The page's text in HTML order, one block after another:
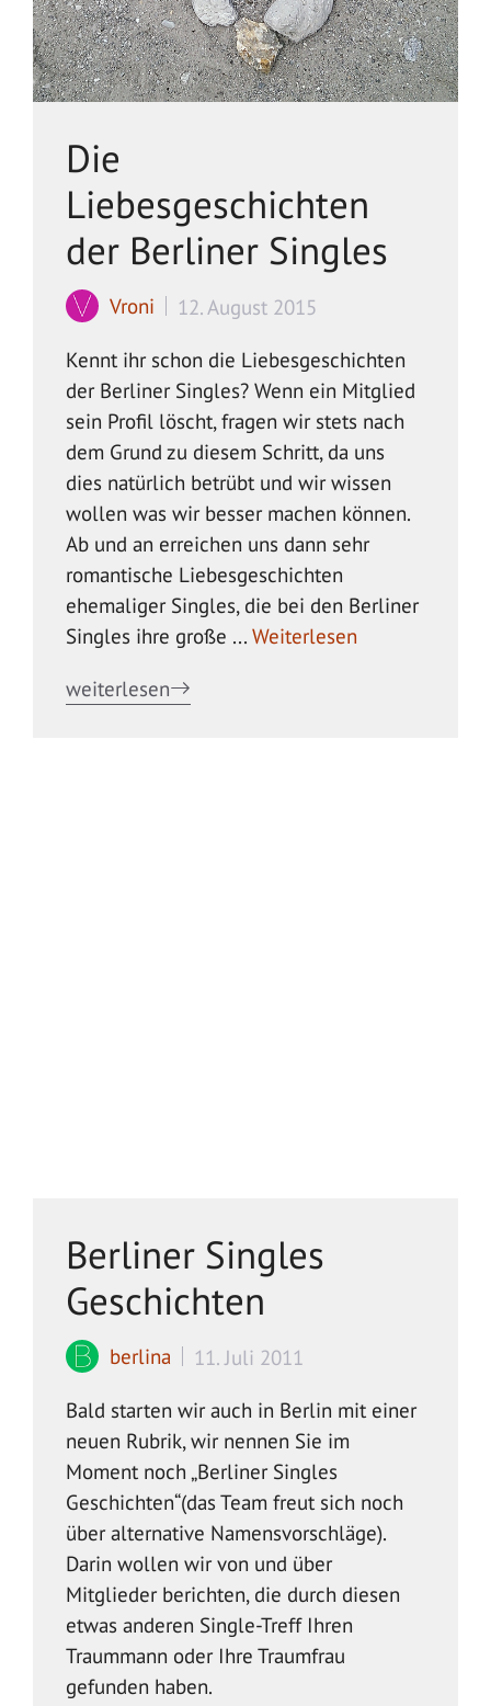
Die
Liebesgeschichten
der Berliner Singles
Vroni
12. August 2015
Kennt ihr schon die Liebesgeschichten
der Berliner Singles? Wenn ein Mitglied
sein Profil löscht, fragen wir stets nach
dem Grund zu diesem Schritt, da uns
dies natürlich betrübt und wir wissen
wollen was wir besser machen können.
Ab und an erreichen uns dann sehr
romantische Liebesgeschichten
ehemaliger Singles, die bei den Berliner
Singles ihre große ... Weiterlesen
weiterlesen
Berliner Singles
Geschichten
berlina
11. Juli 2011
Bald starten wir auch in Berlin mit einer
neuen Rubrik, wir nennen Sie im
Moment noch „Berliner Singles
Geschichten“(das Team freut sich noch
über alternative Namensvorschläge).
Darin wollen wir von und über
Mitglieder berichten, die durch diesen
etwas anderen Single-Treff Ihren
Traummann oder Ihre Traumfrau
gefunden haben.